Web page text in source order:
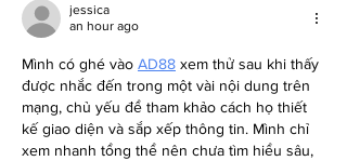
jessica
an hour ago
Mình có ghé vào AD88 xem thử sau khi thấy
được nhắc đến trong một vài nội dung trên
mạng, chủ yếu để tham khảo cách họ thiết
kế giao diện và sắp xếp thông tin. Mình chỉ
xem nhanh tổng thể nên chưa tìm hiểu sâu,